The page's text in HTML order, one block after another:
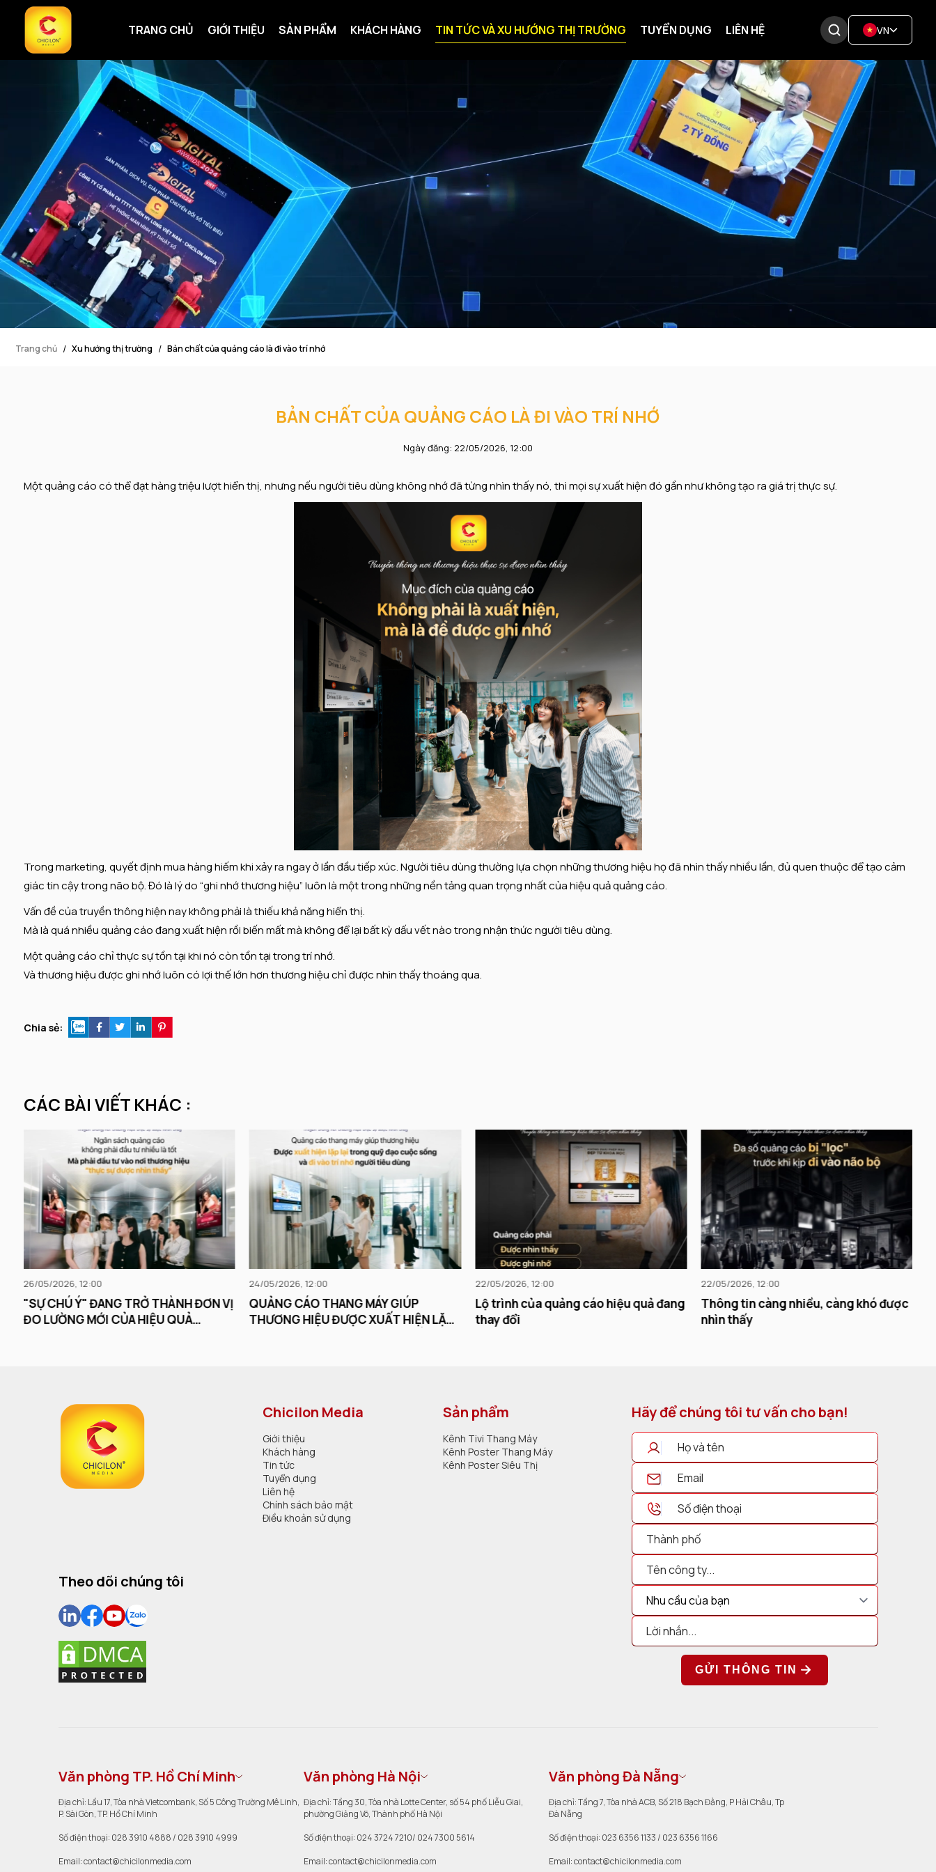
TRANG CHỦ GIỚI THIỆU SẢN PHẨM KHÁCH HÀNG TIN TỨC VÀ XU HƯỚNG THỊ TRƯỜNG TUYỂN DỤNG LIÊN HỆ VN
Trang chủ Xu hướng thị trường Bản chất của quảng cáo là đi vào trí nhớ
BẢN CHẤT CỦA QUẢNG CÁO LÀ ĐI VÀO TRÍ NHỚ
Ngày đăng: 22/05/2026, 12:00
Một quảng cáo có thể đạt hàng triệu lượt hiển thị, nhưng nếu người tiêu dùng không nhớ đã từng nhìn thấy nó, thì mọi sự xuất hiện đó gần như không tạo ra giá trị thực sự.
Trong marketing, quyết định mua hàng hiếm khi xảy ra ngay ở lần đầu tiếp xúc. Người tiêu dùng thường lựa chọn những thương hiệu họ đã nhìn thấy nhiều lần, đủ quen thuộc để tạo cảm
giác tin cậy trong não bộ. Đó là lý do “ghi nhớ thương hiệu” luôn là một trong những nền tảng quan trọng nhất của hiệu quả quảng cáo.
Vấn đề của truyền thông hiện nay không phải là thiếu khả năng hiển thị.
Mà là quá nhiều quảng cáo đang xuất hiện rồi biến mất mà không để lại bất kỳ dấu vết nào trong nhận thức người tiêu dùng.
Một quảng cáo chỉ thực sự tồn tại khi nó còn tồn tại trong trí nhớ.
Và thương hiệu được ghi nhớ luôn có lợi thế lớn hơn thương hiệu chỉ được nhìn thấy thoáng qua.
Chia sẻ:
CÁC BÀI VIẾT KHÁC :
26/05/2026, 12:00
"SỰ CHÚ Ý" ĐANG TRỞ THÀNH ĐƠN VỊ
ĐO LƯỜNG MỚI CỦA HIỆU QUẢ
24/05/2026, 12:00
QUẢNG CÁO THANG MÁY GIÚP
THƯƠNG HIỆU ĐƯỢC XUẤT HIỆN LẶP
22/05/2026, 12:00
Lộ trình của quảng cáo hiệu quả đang
thay đổi
22/05/2026, 12:00
Thông tin càng nhiều, càng khó được
nhìn thấy
Theo dõi chúng tôi
Chicilon Media
Giới thiệu
Khách hàng
Tin tức
Tuyển dụng
Liên hệ
Chính sách bảo mật
Điều khoản sử dụng
Sản phẩm
Kênh Tivi Thang Máy
Kênh Poster Thang Máy
Kênh Poster Siêu Thị
Hãy để chúng tôi tư vấn cho bạn!
GỬI THÔNG TIN
Văn phòng TP. Hồ Chí Minh
Địa chỉ: Lầu 17, Tòa nhà Vietcombank, Số 5 Công Trường Mê Linh,
P. Sài Gòn, TP. Hồ Chí Minh
Số điện thoại: 028 3910 4888 / 028 3910 4999
Email: contact@chicilonmedia.com
Văn phòng Hà Nội
Địa chỉ: Tầng 30, Tòa nhà Lotte Center, số 54 phố Liễu Giai,
phường Giảng Võ, Thành phố Hà Nội
Số điện thoại: 024 3724 7210/ 024 7300 5614
Email: contact@chicilonmedia.com
Văn phòng Đà Nẵng
Địa chỉ: Tầng 7, Tòa nhà ACB, Số 218 Bạch Đằng, P Hải Châu, Tp
Đà Nẵng
Số điện thoại: 023 6356 1133 / 023 6356 1166
Email: contact@chicilonmedia.com